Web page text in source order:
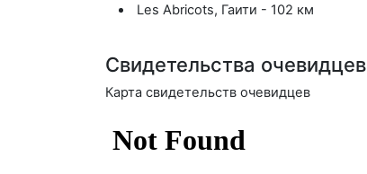
Les Abricots, Гаити - 102 км
Свидетельства очевидцев
Карта свидетельств очевидцев